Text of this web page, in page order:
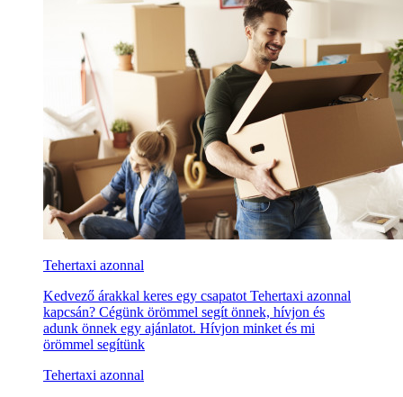
Tehertaxi azonnal
Kedvező árakkal keres egy csapatot Tehertaxi azonnal
kapcsán? Cégünk örömmel segít önnek, hívjon és
adunk önnek egy ajánlatot. Hívjon minket és mi
örömmel segítünk
Tehertaxi azonnal